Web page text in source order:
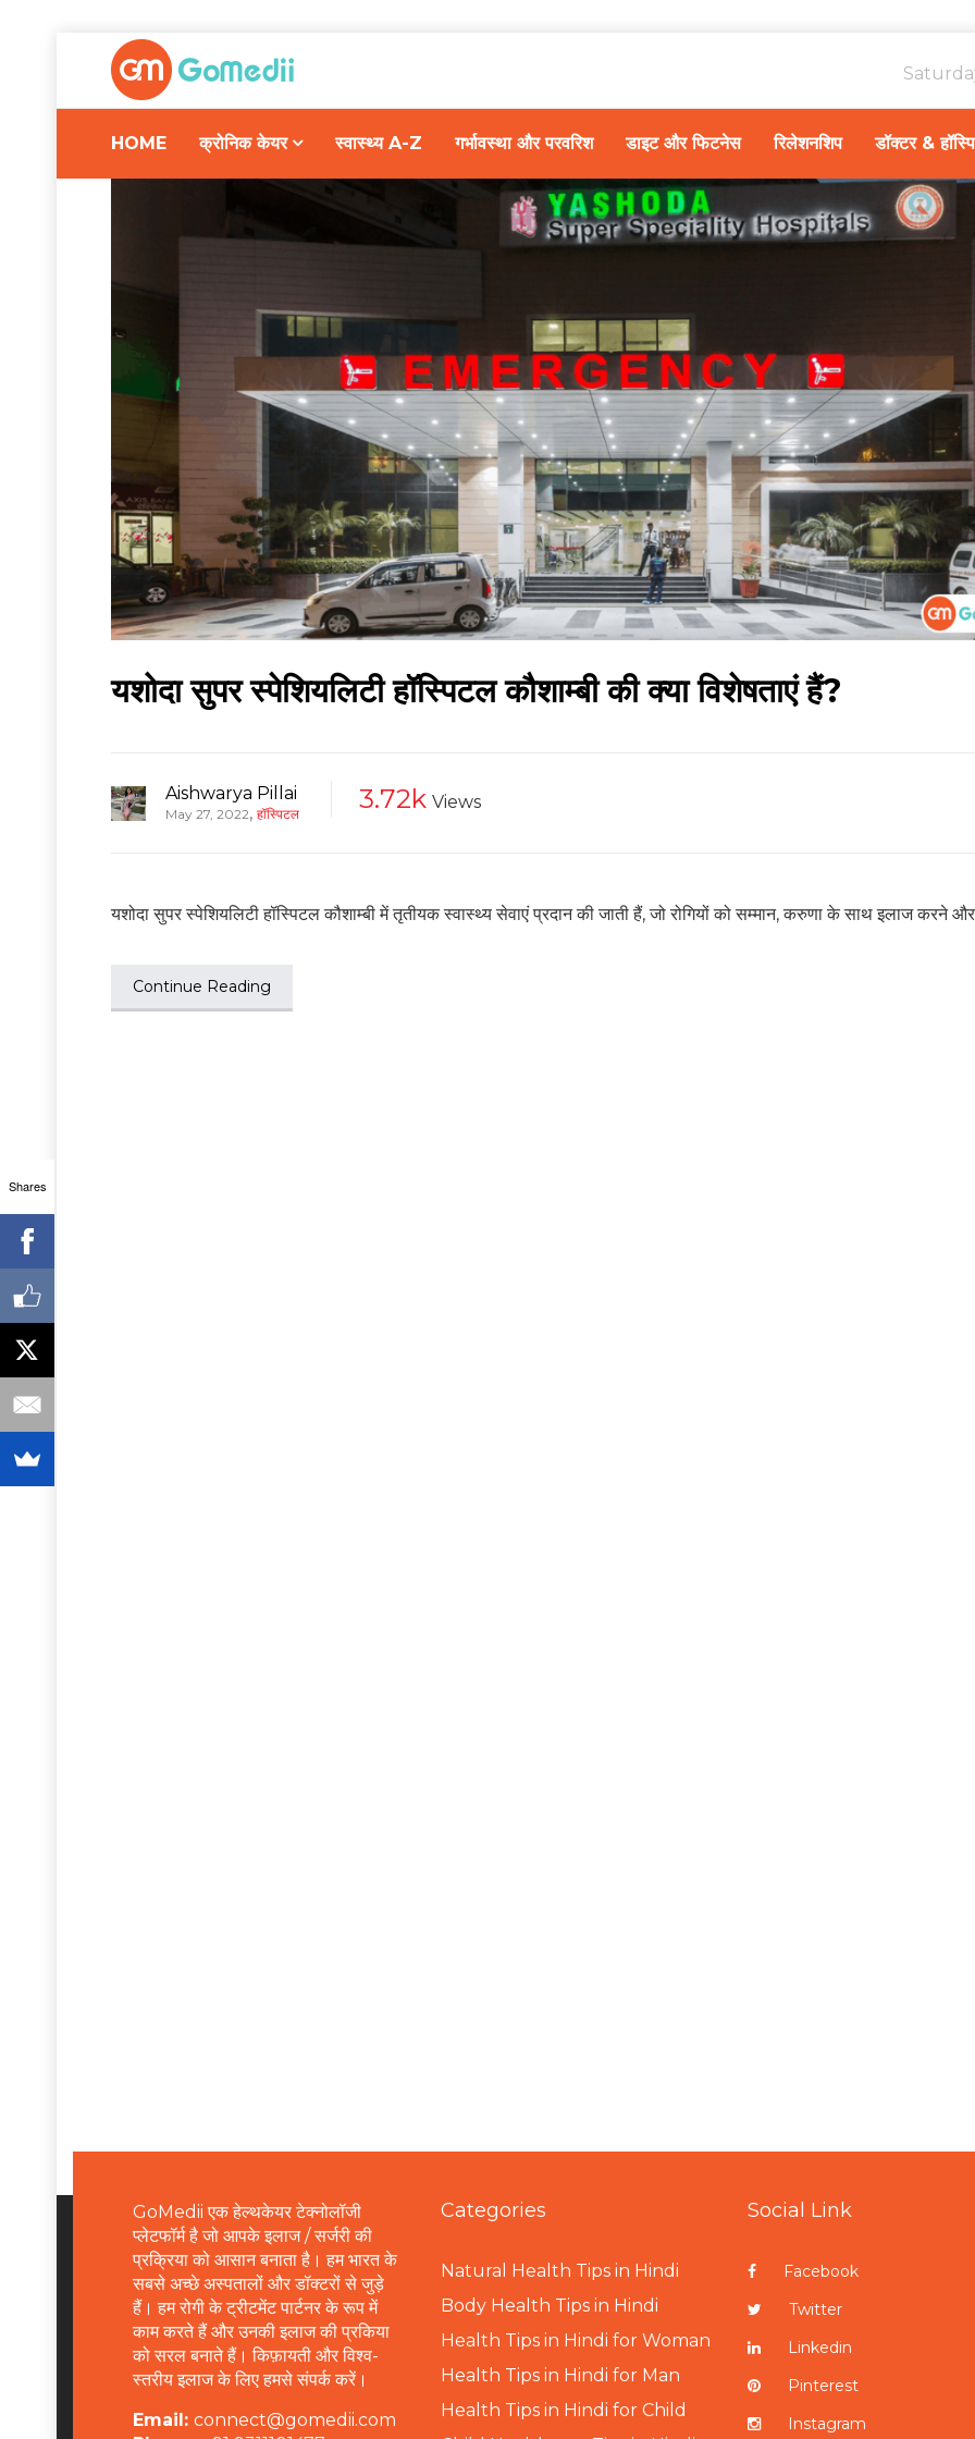
HOME क्रोनिक केयर स्वास्थ्य A-Z गर्भावस्था और परवरिश डाइट और फिटनेस रिलेशनशिप डॉक्टर &
यशोदा सुपर स्पेशियलिटी हॉस्पिटल कौशाम्बी की क्या विशेषताएं हैं?
Aishwarya Pillai
May 27, 2022, हॉस्पिटल 3.72k Views
यशोदा सुपर स्पेशियलिटी हॉस्पिटल कौशाम्बी में तृतीयक स्वास्थ्य सेवाएं प्रदान की जाती हैं, जो रोगियों को सम्मान, करुणा के साथ इलाज करने
Continue Reading
GoMedii एक हेल्थकेयर टेक्नोलॉजी
प्लेटफॉर्म है जो आपके इलाज / सर्जरी की
प्रक्रिया को आसान बनाता है। हम भारत के
सबसे अच्छे अस्पतालों और डॉक्टरों से जुड़े
हैं। हम रोगी के ट्रीटमेंट पार्टनर के रूप में
काम करते हैं और उनकी इलाज की प्रकिया
को सरल बनाते हैं। किफ़ायती और विश्व-
स्तरीय इलाज के लिए हमसे संपर्क करें।
Email: connect@gomedii.com
Categories
Natural Health Tips in Hindi
Body Health Tips in Hindi
Health Tips in Hindi for Woman
Health Tips in Hindi for Man
Health Tips in Hindi for Child
Social Link
Facebook
Twitter
Linkedin
Pinterest
Instagram
Shares